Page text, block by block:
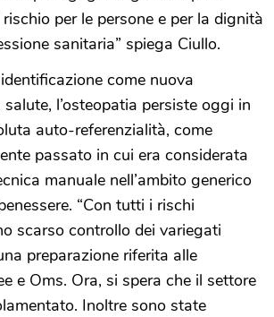
per le persone e per la dignità
sanitaria” spiega Ciullo.
come nuova
l’osteopatia persiste oggi in
auto-referenzialità, come
passato in cui era considerata
manuale nell’ambito generico
“Con tutti i rischi
scarso controllo dei variegati
preparazione riferita alle
e Oms. Ora, si spera che il settore
Inoltre sono state